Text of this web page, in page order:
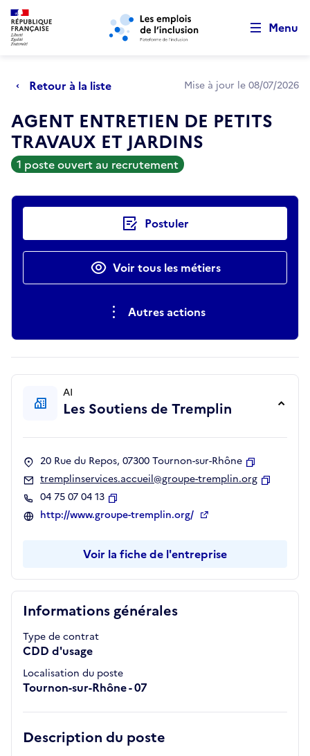
Aller au menu principal Aller au contenu principal
Menu
Retour à la liste Mise à jour le 08/07/2026
AGENT ENTRETIEN DE PETITS
TRAVAUX ET JARDINS
1 poste ouvert au recrutement
Actions rapides Postuler
Voir tous les métiers
Autres actions
Informations générales
Type de contrat
CDD d'usage
Localisation du poste
Tournon-sur-Rhône - 07
Description du poste
AI
Les Soutiens de Tremplin
20 Rue du Repos, 07300 Tournon-sur-Rhône
Copier
tremplinservices.accueil@groupe-tremplin.org
04 75 07 04 13
Copier
http://www.groupe-tremplin.org/
Voir la fiche de l'entreprise
Retour au début de la page
Panneau de gestion des cookies